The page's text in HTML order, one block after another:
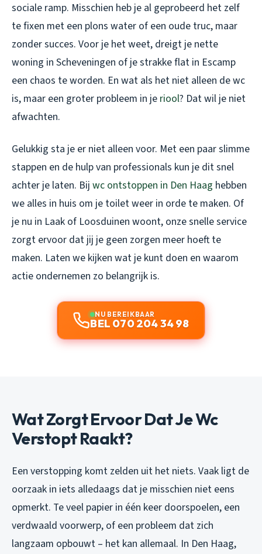
sociale ramp. Misschien heb je al geprobeerd het zelf
te fixen met een plons water of een oude truc, maar
zonder succes. Voor je het weet, dreigt je nette
woning in Scheveningen of je strakke flat in Escamp
een chaos te worden. En wat als het niet alleen de wc
is, maar een groter probleem in je riool? Dat wil je niet
afwachten.
Gelukkig sta je er niet alleen voor. Met een paar slimme
stappen en de hulp van professionals kun je dit snel
achter je laten. Bij wc ontstoppen in Den Haag hebben
we alles in huis om je toilet weer in orde te maken. Of
je nu in Laak of Loosduinen woont, onze snelle service
zorgt ervoor dat jij je geen zorgen meer hoeft te
maken. Laten we kijken wat je kunt doen en waarom
actie ondernemen zo belangrijk is.
NU BEREIKBAAR
BEL 070 204 34 98
Wat Zorgt Ervoor Dat Je Wc
Verstopt Raakt?
Een verstopping komt zelden uit het niets. Vaak ligt de
oorzaak in iets alledaags dat je misschien niet eens
opmerkt. Te veel papier in één keer doorspoelen, een
verdwaald voorwerp, of een probleem dat zich
langzaam opbouwt – het kan allemaal. In Den Haag,